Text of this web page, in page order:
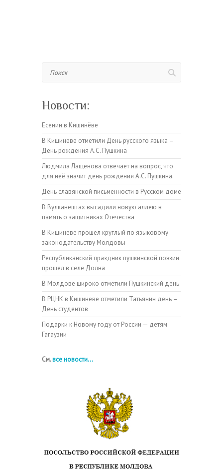
Новости:
Есенин в Кишинёве
В Кишиневе отметили День русского языка –
День рождения А.С. Пушкина
Людмила Лащенова отвечает на вопрос, что
для неё значит день рождения А.С. Пушкина.
День славянской письменности в Русском доме
В Вулканештах высадили новую аллею в
память о защитниках Отечества
В Кишиневе прошел круглый по языковому
законодательству Молдовы
Республиканский праздник пушкинской поэзии
прошел в селе Долна
В Молдове широко отметили Пушкинский день
В РЦНК в Кишиневе отметили Татьянин день –
День студентов
Подарки к Новому году от России — детям
Гагаузии
См.все новости...